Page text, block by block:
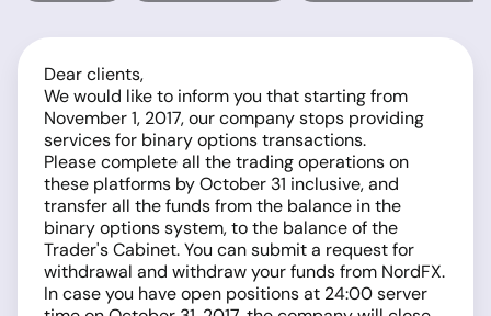
Dear clients,
We would like to inform you that starting from
November 1, 2017, our company stops providing
services for binary options transactions.
Please complete all the trading operations on
these platforms by October 31 inclusive, and
transfer all the funds from the balance in the
binary options system, to the balance of the
Trader's Cabinet. You can submit a request for
withdrawal and withdraw your funds from NordFX.
In case you have open positions at 24:00 server